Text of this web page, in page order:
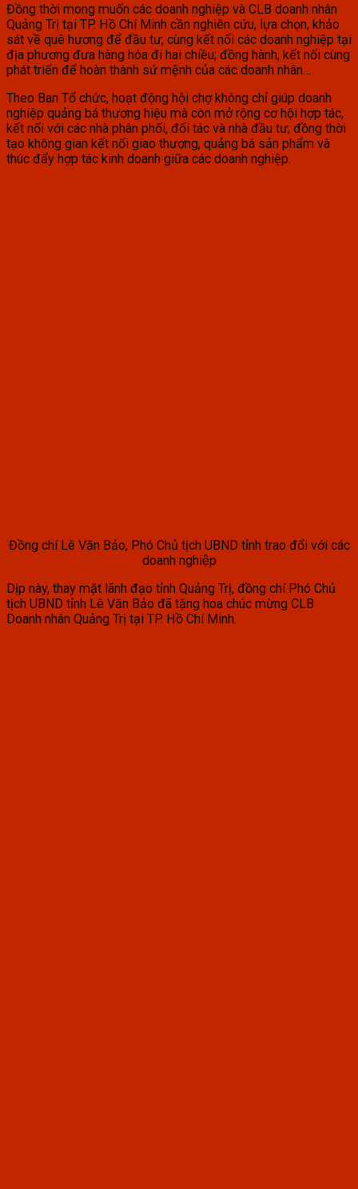
Đồng thời mong muốn các doanh nghiệp và CLB doanh nhân
Quảng Trị tại TP. Hồ Chí Minh cần nghiên cứu, lựa chọn, khảo
sát về quê hương để đầu tư; cùng kết nối các doanh nghiệp tại
địa phương đưa hàng hóa đi hai chiều; đồng hành, kết nối cùng
phát triển để hoàn thành sứ mệnh của các doanh nhân…
Theo Ban Tổ chức, hoạt động hội chợ không chỉ giúp doanh
nghiệp quảng bá thương hiệu mà còn mở rộng cơ hội hợp tác,
kết nối với các nhà phân phối, đối tác và nhà đầu tư; đồng thời
tạo không gian kết nối giao thương, quảng bá sản phẩm và
thúc đẩy hợp tác kinh doanh giữa các doanh nghiệp.
Đồng chí Lê Văn Bảo, Phó Chủ tịch UBND tỉnh trao đổi với các
doanh nghiệp
Dịp này, thay mặt lãnh đạo tỉnh Quảng Trị, đồng chí Phó Chủ
tịch UBND tỉnh Lê Văn Bảo đã tặng hoa chúc mừng CLB
Doanh nhân Quảng Trị tại TP. Hồ Chí Minh.